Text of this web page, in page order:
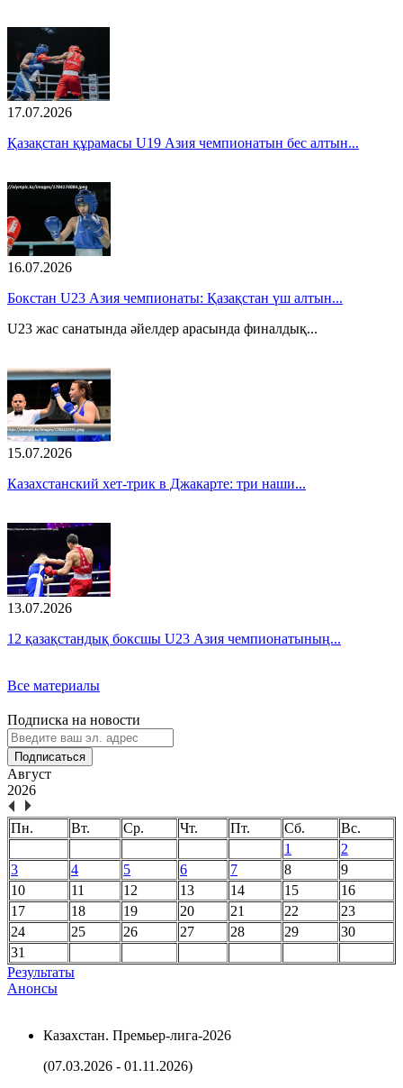
17.07.2026
Қазақстан құрамасы U19 Азия чемпионатын бес алтын...
16.07.2026
Бокстан U23 Азия чемпионаты: Қазақстан үш алтын...
U23 жас санатында әйелдер арасында финалдық...
15.07.2026
Казахстанский хет-трик в Джакарте: три наши...
13.07.2026
12 қазақстандық боксшы U23 Азия чемпионатының...
Все материалы
Подписка на новости
Подписаться
Август
2026
Пн. Вт. Ср. Чт. Пт. Сб.
Вс.
1
2
3
4 5 6 7 8
9
10
11 12 13 14 15
16
17
18 19 20 21 22
23
24
25 26 27 28 29
30
31
Результаты
Анонсы
Казахстан. Премьер-лига-2026
(07.03.2026 - 01.11.2026)